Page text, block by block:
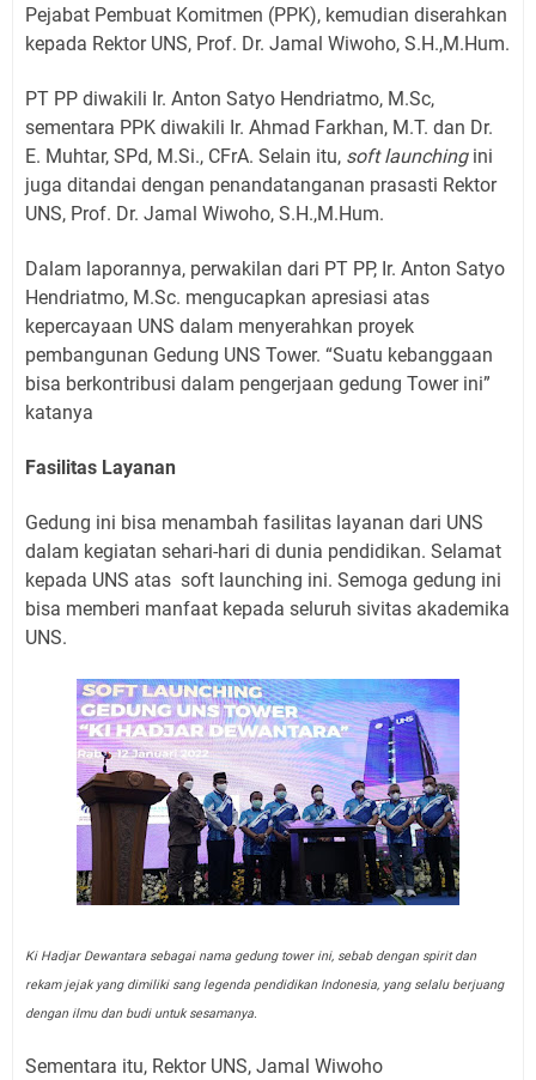
Pejabat Pembuat Komitmen (PPK), kemudian diserahkan
kepada Rektor UNS, Prof. Dr. Jamal Wiwoho, S.H.,M.Hum.
PT PP diwakili Ir. Anton Satyo Hendriatmo, M.Sc,
sementara PPK diwakili Ir. Ahmad Farkhan, M.T. dan Dr.
E. Muhtar, SPd, M.Si., CFrA. Selain itu, soft launchingini
juga ditandai dengan penandatanganan prasasti Rektor
UNS, Prof. Dr. Jamal Wiwoho, S.H.,M.Hum.
Dalam laporannya, perwakilan dari PT PP, Ir. Anton Satyo
Hendriatmo, M.Sc. mengucapkan apresiasi atas
kepercayaan UNS dalam menyerahkan proyek
pembangunan Gedung UNS Tower. “Suatu kebanggaan
bisa berkontribusi dalam pengerjaan gedung Tower ini”
katanya
Fasilitas Layanan
Gedung ini bisa menambah fasilitas layanan dari UNS
dalam kegiatan sehari-hari di dunia pendidikan. Selamat
kepada UNS atas soft launching ini. Semoga gedung ini
bisa memberi manfaat kepada seluruh sivitas akademika
UNS.
Ki Hadjar Dewantara sebagai nama gedung tower ini, sebab dengan spirit dan
rekam jejak yang dimiliki sang legenda pendidikan Indonesia, yang selalu berjuang
dengan ilmu dan budi untuk sesamanya.
Sementara itu, Rektor UNS, Jamal Wiwoho